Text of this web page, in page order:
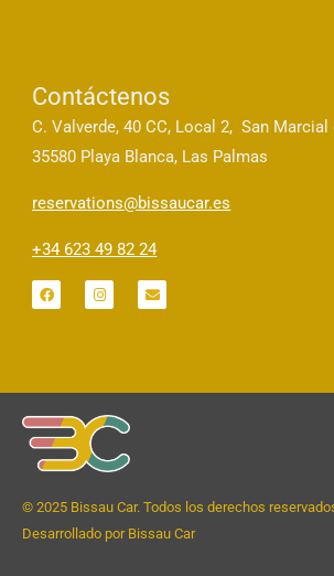
Contáctenos
C. Valverde, 40 CC, Local 2, San Marcial
35580 Playa Blanca, Las Palmas
reservations@bissaucar.es
+34 623 49 82 24
F
a
I
n
E
n
© 2025 Bissau Car. Todos los derechos
Desarrollado por Bissau Car